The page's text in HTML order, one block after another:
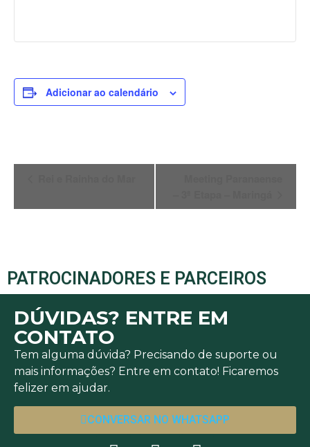
Adicionar ao calendário
PATROCINADORES E PARCEIROS
DÚVIDAS? ENTRE EM
CONTATO
Tem alguma dúvida? Precisando de suporte ou
mais informações? Entre em contato! Ficaremos
felizer em ajudar.
CONVERSAR NO WHATSAPP